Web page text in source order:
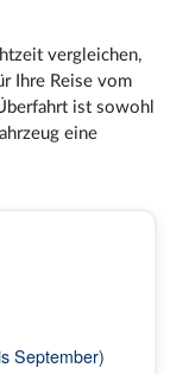
vergleichen,
Ihre Reise vom
ist sowohl
eine
September)